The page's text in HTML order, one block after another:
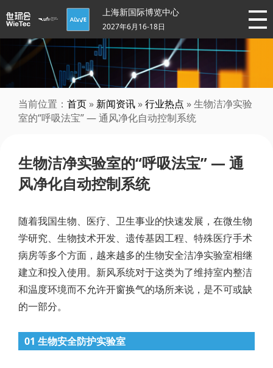
上海新国际博览中心
2027年6月16-18日
当前位置： 首页 » 新闻资讯 »行业热点 » 生物洁净实验
室的“呼吸法宝” — 通风净化自动控制系统
生物洁净实验室的“呼吸法宝” — 通
风净化自动控制系统
随着我国生物、医疗、卫生事业的快速发展，在微生物
学研究、生物技术开发、遗传基因工程、特殊医疗手术
病房等多个方面，越来越多的生物安全洁净实验室相继
建立和投入使用。新风系统对于这类为了维持室内整洁
和温度环境而不允许开窗换气的场所来说，是不可或缺
的一部分。
01 生物安全防护实验室